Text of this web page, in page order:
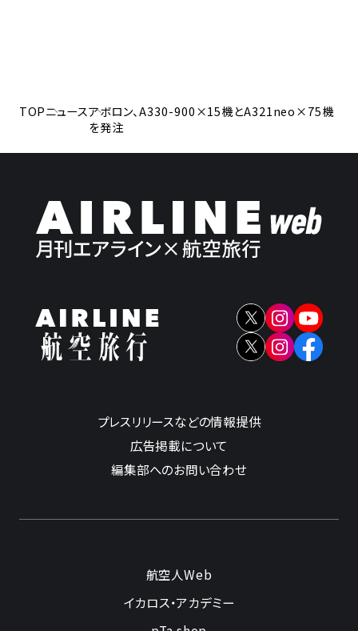
TOPニュースアボロン、A330-900×15機とA321neo×75機
を発注
プレスリリースなどの情報提供
広告掲載について
編集部へのお問い合わせ
航空人Web
イカロス・アカデミー